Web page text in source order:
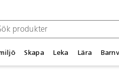
Skapa Leka Lära